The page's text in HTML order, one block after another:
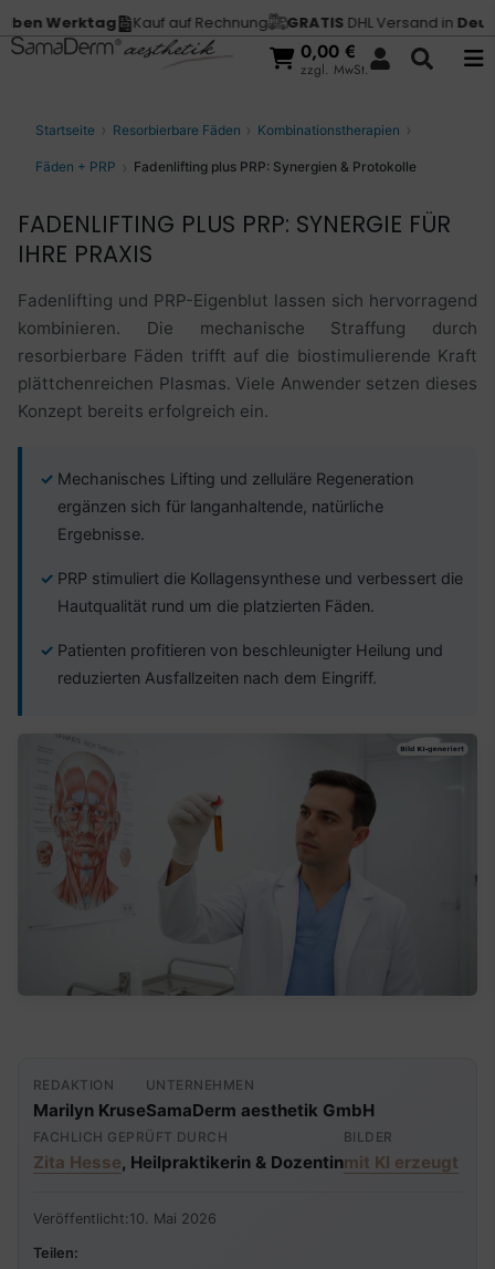
Werktag Kauf auf Rechnung GRATISDHL Versand in
0,00 €
zzgl. MwSt.
Startseite Resorbierbare Fäden Kombinationstherapien
Fäden + PRP Fadenlifting plus PRP: Synergien & Protokolle
FADENLIFTING PLUS PRP: SYNERGIE FÜR
IHRE PRAXIS
Fadenlifting und PRP-Eigenblut lassen sich hervorragend
kombinieren. Die mechanische Straffung durch
resorbierbare Fäden trifft auf die biostimulierende Kraft
plättchenreichen Plasmas. Viele Anwender setzen dieses
Konzept bereits erfolgreich ein.
Mechanisches Lifting und zelluläre Regeneration
ergänzen sich für langanhaltende, natürliche
Ergebnisse.
PRP stimuliert die Kollagensynthese und verbessert die
Hautqualität rund um die platzierten Fäden.
Patienten profitieren von beschleunigter Heilung und
reduzierten Ausfallzeiten nach dem Eingriff.
REDAKTION
Marilyn Kruse
UNTERNEHMEN
SamaDerm aesthetik GmbH
FACHLICH GEPRÜFT DURCH
Zita Hesse, Heilpraktikerin & Dozentin
BILDER
mit KI erzeugt
Veröffentlicht: 10. Mai 2026
Teilen: